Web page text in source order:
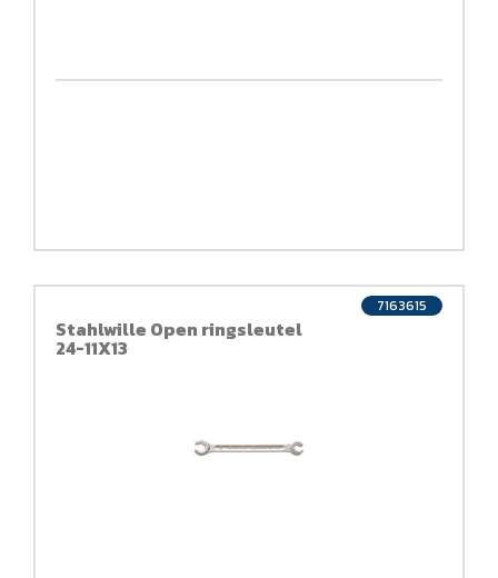
Stahlwille Open ringsleutel
24-11X13
7163615